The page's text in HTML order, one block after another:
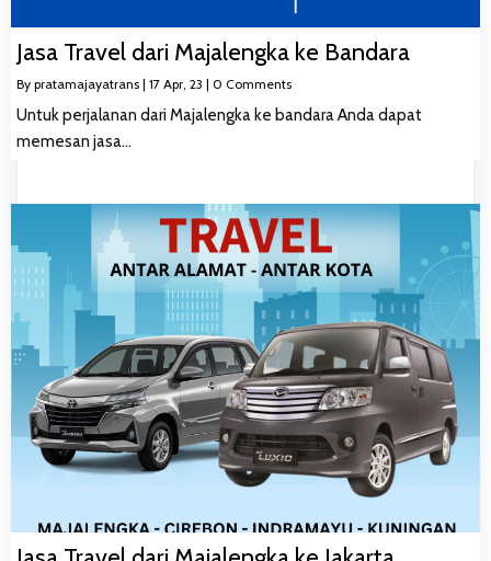
Jasa Travel dari Majalengka ke Bandara
By pratamajayatrans | 17 Apr, 23 | 0 Comments
Untuk perjalanan dari Majalengka ke bandara Anda dapat
memesan jasa…